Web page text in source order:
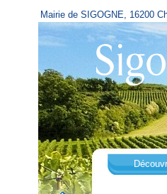
Mairie de SIGOGNE, 16200